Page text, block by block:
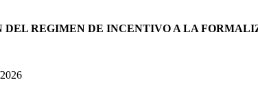
REGIMEN DE INCENTIVO A LA